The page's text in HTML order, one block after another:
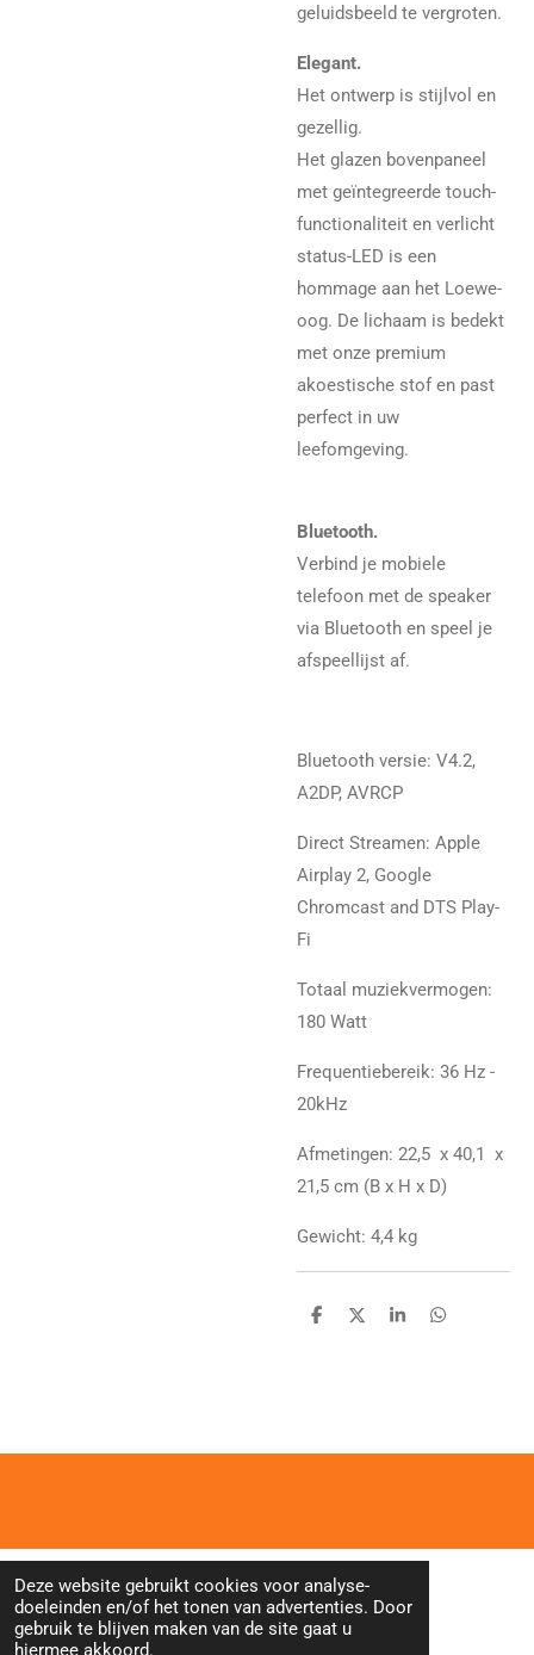
Deze website gebruikt cookies voor analyse-
doeleinden en/of het tonen van advertenties. Door
gebruik te blijven maken van de site gaat u
hiermee akkoord.
geluidsbeeld te vergroten.
Elegant.
Het ontwerp is stijlvol en
gezellig.
Het glazen bovenpaneel
met geïntegreerde touch-
functionaliteit en verlicht
status-LED is een
hommage aan het Loewe-
oog. De lichaam is bedekt
met onze premium
akoestische stof en past
perfect in uw
leefomgeving.
Bluetooth.
Verbind je mobiele
telefoon met de speaker
via Bluetooth en speel je
afspeellijst af.
Bluetooth versie: V4.2,
A2DP, AVRCP
Direct Streamen: Apple
Airplay 2, Google
Chromcast and DTS Play-
Fi
Totaal muziekvermogen:
180 Watt
Frequentiebereik: 36 Hz -
20kHz
Afmetingen: 22,5 x 40,1 x
21,5 cm (B x H x D)
Gewicht: 4,4 kg
D
D
S
D